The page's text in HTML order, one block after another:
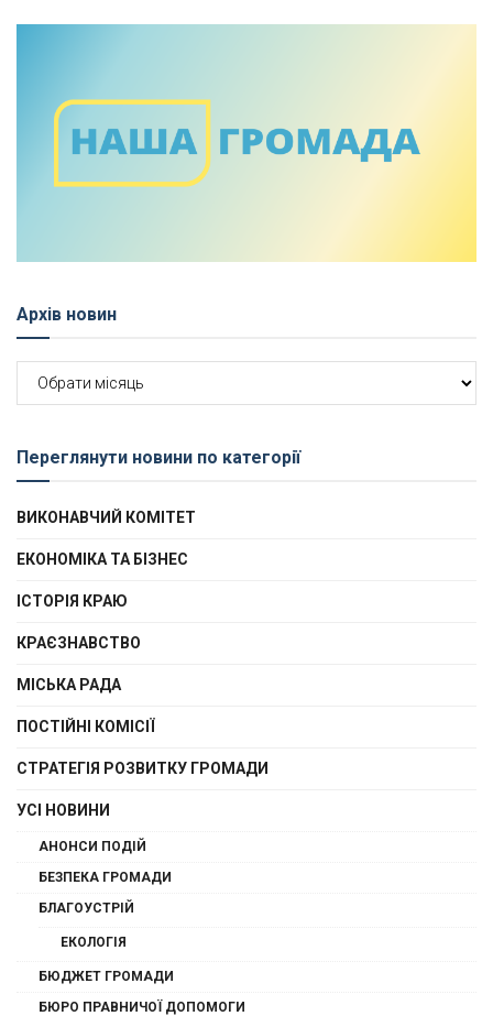
Архів новин
Архів
новин
Переглянути новини по категорії
ВИКОНАВЧИЙ КОМІТЕТ
ЕКОНОМІКА ТА БІЗНЕС
ІСТОРІЯ КРАЮ
КРАЄЗНАВСТВО
МІСЬКА РАДА
ПОСТІЙНІ КОМІСІЇ
СТРАТЕГІЯ РОЗВИТКУ ГРОМАДИ
УСІ НОВИНИ
АНОНСИ ПОДІЙ
БЕЗПЕКА ГРОМАДИ
БЛАГОУСТРІЙ
ЕКОЛОГІЯ
БЮДЖЕТ ГРОМАДИ
БЮРО ПРАВНИЧОЇ ДОПОМОГИ